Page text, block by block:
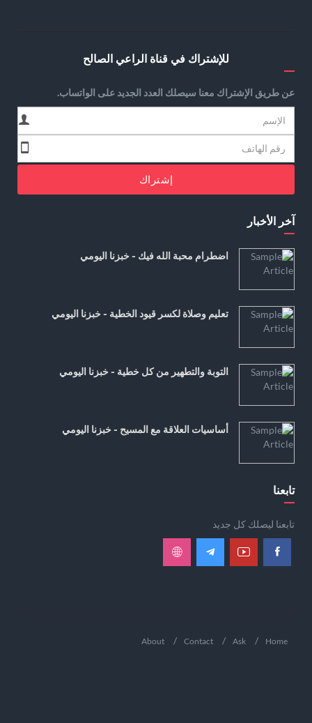
للإشتراك في قناة الراعي الصالح
عن طريق الإشتراك معنا سيصلك العدد الجديد على الواتساب.
إشتراك
آخر الأخبار
اضطرام محبة الله فيك - خبزنا اليومي
تعليم وصلاة لكسر قيود الخطية - خبزنا اليومي
التوبة والتطهير من كل خطية - خبزنا اليومي
أساسيات العلاقة مع المسيح - خبزنا اليومي
تابعنا
تابعنا ليصلك كل جديد
Home
Ask
Contact
About